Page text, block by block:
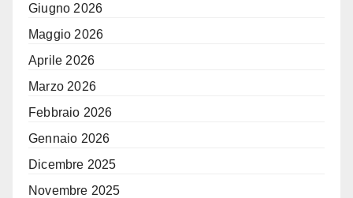
Giugno 2026
Maggio 2026
Aprile 2026
Marzo 2026
Febbraio 2026
Gennaio 2026
Dicembre 2025
Novembre 2025